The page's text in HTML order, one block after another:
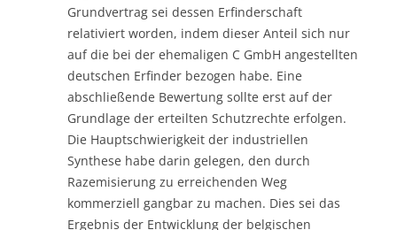
Grundvertrag sei dessen Erfinderschaft
relativiert worden, indem dieser Anteil sich nur
auf die bei der ehemaligen C GmbH angestellten
deutschen Erfinder bezogen habe. Eine
abschließende Bewertung sollte erst auf der
Grundlage der erteilten Schutzrechte erfolgen.
Die Hauptschwierigkeit der industriellen
Synthese habe darin gelegen, den durch
Razemisierung zu erreichenden Weg
kommerziell gangbar zu machen. Dies sei das
Ergebnis der Entwicklung der belgischen